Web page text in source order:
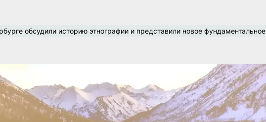
обсудили историю этнографии и представили новое фундаментальное